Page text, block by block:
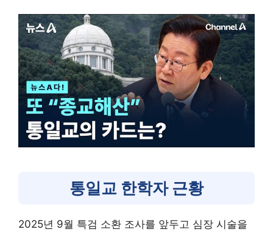
통일교 한학자 근황
2025년 9월 특검 소환 조사를 앞두고 심장 시술을